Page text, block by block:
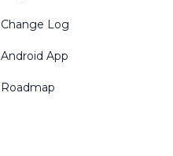
Change Log
Android App
Roadmap